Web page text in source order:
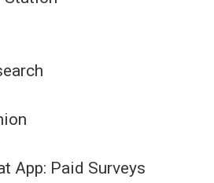
App: Paid Surveys